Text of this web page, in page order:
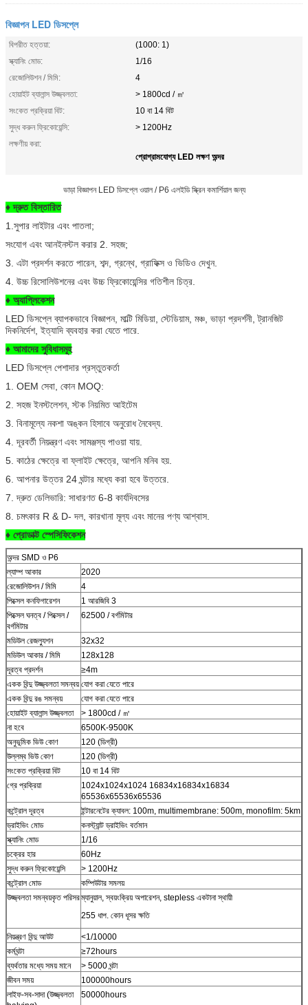
বিজ্ঞাপন LED ডিসপ্লে
বিপরীত হত্তয়া:
(1000: 1)
স্ক্যানিং মোড:
1/16
রেজোলিউশন / মিমি:
4
হোয়াইট ব্যালান্স উজ্জ্বলতা:
> 1800cd / ㎡
সংকেত প্রক্রিয়া বিট:
10 বা 14 বিট
সুদ্ধ করুন ফ্রিকোয়েন্সি:
> 1200Hz
লক্ষণীয় করা:
প্রোগ্রামযোগ্য LED লক্ষণ অন্দর
ভাড়া বিজ্ঞাপন LED ডিসপ্লে ওয়াল / P6 এলইডি স্ক্রিন কমার্শিয়াল জন্য
♦ দ্রুত বিস্তারিত
1.সুপার লাইটার এবং পাতলা;
সংযোগ এবং আনইনস্টল করার 2. সহজ;
3. এটা প্রদর্শন করতে পারেন, শব্দ, গ্রন্থে, গ্রাফিক্স ও ভিডিও দেখুন.
4. উচ্চ রিসোলিউশনের এবং উচ্চ ফ্রিকোয়েন্সির গতিশীল চিত্র.
♦ অ্যাপ্লিকেশন
LED ডিসপ্লে ব্যাপকভাবে বিজ্ঞাপন, মাল্টি মিডিয়া, স্টেডিয়াম, মঞ্চ, ভাড়া প্রদর্শনী, ট্রানজিট
দিকনির্দেশ, ইত্যাদি ব্যবহার করা যেতে পারে.
♦ আমাদের সুবিধাসমূহ
LED ডিসপ্লে পেশাদার প্রস্তুতকর্তা
1. OEM সেবা, কোন MOQ:
2. সহজ ইনস্টলেশন, স্টক নিয়মিত আইটেম
3. বিনামূল্যে নকশা অঙ্কন হিসাবে অনুরোধ নৈবেদ্য.
4. দূরবর্তী নিয়ন্ত্রণ এবং সামঞ্জস্য পাওয়া যায়.
5. কাঠের ক্ষেত্রে বা ফ্লাইট ক্ষেত্রে, আপনি মনিব হয়.
6. আপনার উত্তর 24 ঘন্টার মধ্যে করা হবে উত্তরে.
7. দ্রুত ডেলিভারি: সাধারণত 6-8 কার্যদিবসের
8. চমৎকার R & D- দল, কারখানা মূল্য এবং মানের পণ্য আশ্বাস.
♦ প্রোডাক্ট স্পেসিফিকেশন
অন্দর SMD ও P6
ল্যাম্প আকার
2020
রেজোলিউশন / মিমি
4
পিক্সেল কনফিগারেশন
1 আরজিবি 3
পিক্সেল ঘনত্ব / পিক্সেল /
বর্গমিটার
62500 / বর্গমিটার
মডিউল রেজল্যুশন
32x32
মডিউল আকার / মিমি
128x128
দূরত্ব প্রদর্শন
≥4m
একক বিন্দু উজ্জ্বলতা সমন্বয় যোগ করা যেতে পারে
একক বিন্দু রঙ সমন্বয়
যোগ করা যেতে পারে
হোয়াইট ব্যালান্স উজ্জ্বলতা
> 1800cd / ㎡
না হবে
6500K-9500K
অনুভূমিক ভিউ কোণ
120 (ডিগ্রী)
উল্লম্ব ভিউ কোণ
120 (ডিগ্রী)
সংকেত প্রক্রিয়া বিট
10 বা 14 বিট
গ্রে প্রক্রিয়া
1024x1024x1024 16834x16834x16834
65536x65536x65536
কন্ট্রোল দূরত্ব
ইন্টারনেটের ক্যাবল: 100m, multimembrane: 500m, monofilm: 5km
ড্রাইভিং মোড
কনস্ট্যান্ট ড্রাইভিং বর্তমান
স্ক্যানিং মোড
1/16
চক্রের হার
60Hz
সুদ্ধ করুন ফ্রিকোয়েন্সি
> 1200Hz
কন্ট্রোল মোড
কম্পিউটার সমলয়
উজ্জ্বলতা সমন্বয়কৃত পরিসরম্যানুয়াল, স্বয়ংক্রিয় অপারেশন, stepless একটানা স্থায়ী
255 ধাপ. কোন ধূসর ক্ষতি
নিয়ন্ত্রণ বিন্দু আউট
<1/10000
কর্মঘন্টা
≥72hours
ব্যর্থতার মধ্যে সময় মানে
> 5000 ঘন্টা
জীবন সময়
100000hours
লাইফ-সব-সাদা (উজ্জ্বলতা
50000hours